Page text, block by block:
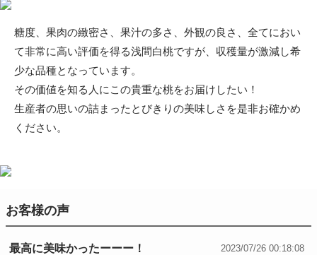
糖度、果肉の緻密さ、果汁の多さ、外観の良さ、全てにおい
て非常に高い評価を得る浅間白桃ですが、収穫量が激減し希
少な品種となっています。
その価値を知る人にこの貴重な桃をお届けしたい！
生産者の思いの詰まったとびきりの美味しさを是非お確かめ
ください。
お客様の声
最高に美味かったーーー！ 2023/07/26 00:18:08